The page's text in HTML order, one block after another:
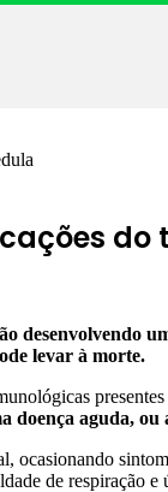
desenvolvendo
levar à morte.
aguda, ou
ocasionando
de respiração e